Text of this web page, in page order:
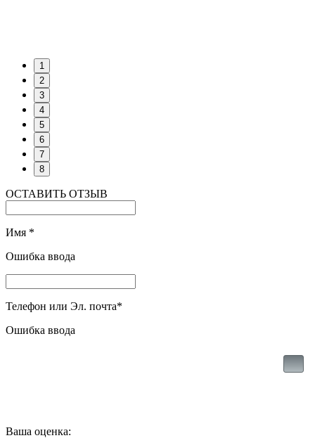
1
2
3
4
5
6
7
8
ОСТАВИТЬ ОТЗЫВ
Имя *
Ошибка ввода
Телефон или Эл. почта*
Ошибка ввода
Ваша оценка: